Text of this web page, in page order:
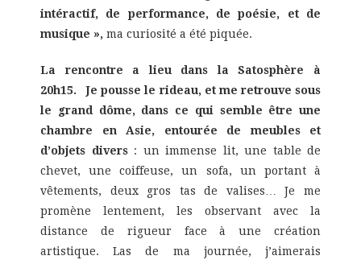
intéractif, de performance, de poésie, et de
musique », ma curiosité a été piquée.
La rencontre a lieu dans la Satosphère à
20h15. Je pousse le rideau, et me retrouve sous
le grand dôme, dans ce qui semble être une
chambre en Asie, entourée de meubles et
d’objets divers : un immense lit, une table de
chevet, une coiffeuse, un sofa, un portant à
vêtements, deux gros tas de valises… Je me
promène lentement, les observant avec la
distance de rigueur face à une création
artistique. Las de ma journée, j’aimerais